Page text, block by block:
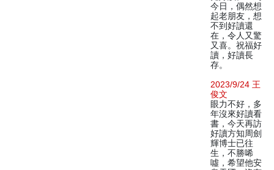
今日，偶然想
起老朋友，想
不到好讀還
在，令人又驚
又喜。祝福好
讀，好讀長
存。
2023/9/24 王
俊文
眼力不好，多
年沒來好讀看
書，今天再訪
好讀方知周劍
輝博士已往
生，不勝唏
噓，希望他安